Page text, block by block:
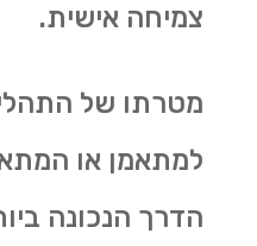
צמיחה אישית.
מטרתו של
למתאמן או
הדרך הנכונה